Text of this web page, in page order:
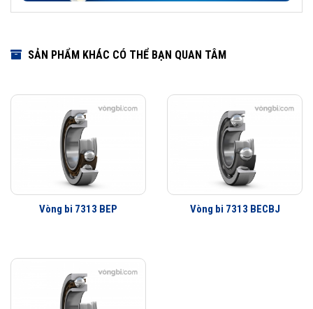
SẢN PHẨM KHÁC CÓ THỂ BẠN QUAN TÂM
Vòng bi 7313 BEP Vòng bi 7313 BECBJ